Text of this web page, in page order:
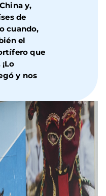
y,
de
cuando,
el
que
¡Lo
y nos